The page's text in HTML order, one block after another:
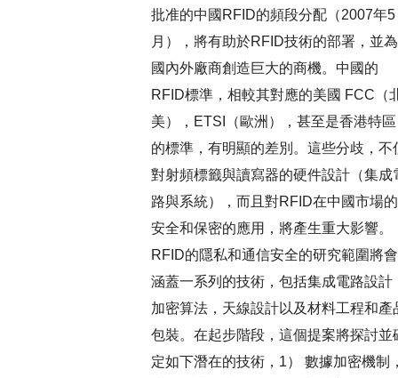
批准的中國RFID的頻段分配（2007年5
月），將有助於RFID技術的部署，並為
國內外廠商創造巨大的商機。中國的
RFID標準，相較其對應的美國 FCC（
美），ETSI（歐洲），甚至是香港特區
的標準，有明顯的差別。這些分歧，不
對射頻標籤與讀寫器的硬件設計（集成
路與系統），而且對RFID在中國市場的
安全和保密的應用，將產生重大影響。
RFID的隱私和通信安全的研究範圍將會
涵蓋一系列的技術，包括集成電路設計
加密算法，天線設計以及材料工程和產
包裝。在起步階段，這個提案將探討並
定如下潛在的技術，1） 數據加密機制